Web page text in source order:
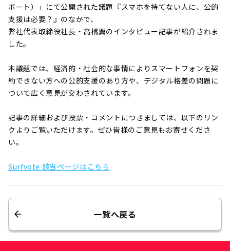
ボート）」にて公開された議題『スマホを持てない人に、公的
支援は必要？』のなかで、
弊社代表取締役社長・高橋翼のインタビュー記事が紹介されま
した。
本議題では、経済的・社会的な事情によりスマートフォンを契
約できない方への公的支援のあり方や、デジタル格差の問題に
ついて広く意見が交わされています。
記事の詳細および投票・コメントにつきましては、以下のリン
クよりご覧いただけます。ぜひ皆様のご意見もお寄せくださ
い。
Surfvote 該当ページはこちら
一覧へ戻る